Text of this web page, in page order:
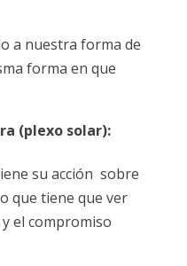
a nuestra forma de
forma en que
(plexo solar):
su acción sobre
que tiene que ver
el compromiso